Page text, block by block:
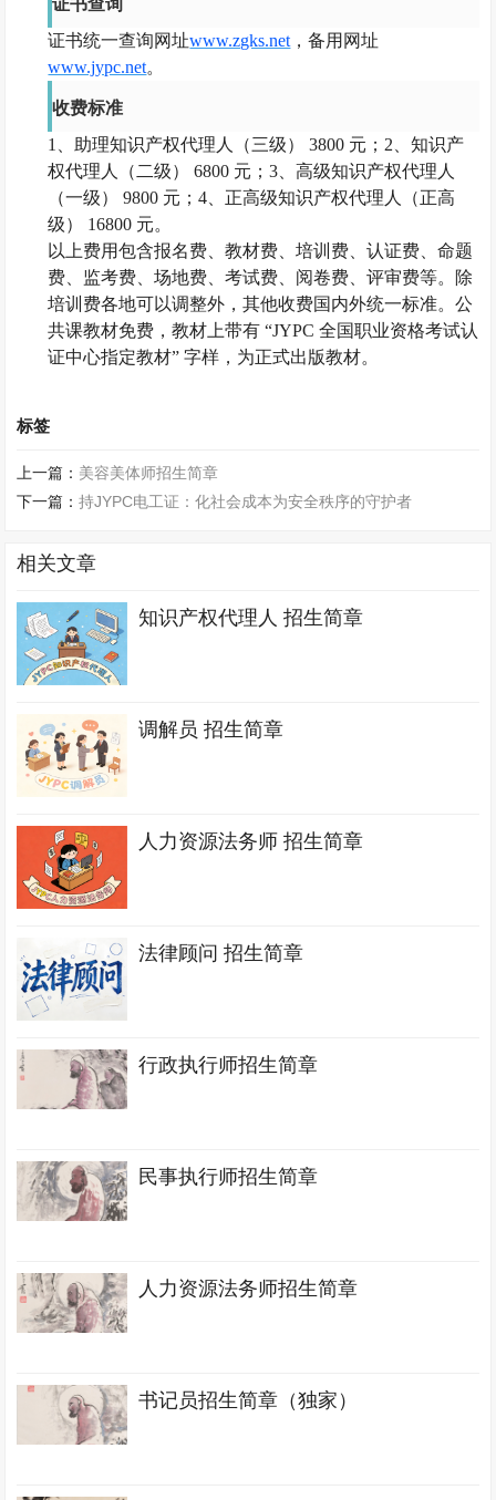
证书查询
证书统一查询网址www.zgks.net ，备用网址
www.jypc.net。
收费标准
1、助理知识产权代理人（三级） 3800 元；2、知识产
权代理人（二级） 6800 元；3、高级知识产权代理人
（一级） 9800 元；4、正高级知识产权代理人（正高
级） 16800 元。
以上费用包含报名费、教材费、培训费、认证费、命题
费、监考费、场地费、考试费、阅卷费、评审费等。除
培训费各地可以调整外，其他收费国内外统一标准。公
共课教材免费，教材上带有 “JYPC 全国职业资格考试认
证中心指定教材” 字样，为正式出版教材。
标签
上一篇： 美容美体师招生简章
下一篇：持JYPC电工证：化社会成本为安全秩序的守护者
相关文章
知识产权代理人 招生简章
调解员 招生简章
人力资源法务师 招生简章
法律顾问 招生简章
行政执行师招生简章
民事执行师招生简章
人力资源法务师招生简章
书记员招生简章（独家）